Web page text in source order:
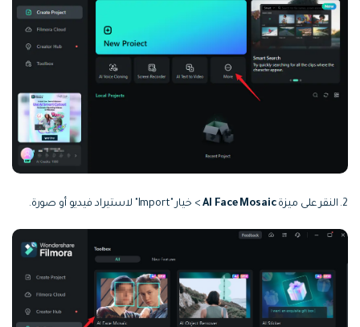
2. النقر على ميزة AI Face Mosaic> خيار "Import" لاستيراد فيديو أو صورة.